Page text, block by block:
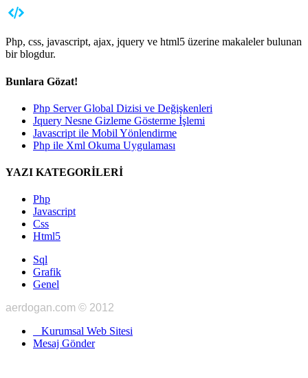
Php, css, javascript, ajax, jquery ve html5 üzerine makaleler bulunan
bir blogdur.
Bunlara Gözat!
Php Server Global Dizisi ve Değişkenleri
Jquery Nesne Gizleme Gösterme İşlemi
Javascript ile Mobil Yönlendirme
Php ile Xml Okuma Uygulaması
YAZI KATEGORİLERİ
Php
Javascript
Css
Html5
Sql
Grafik
Genel
aerdogan.com © 2012
Kurumsal Web Sitesi
Mesaj Gönder